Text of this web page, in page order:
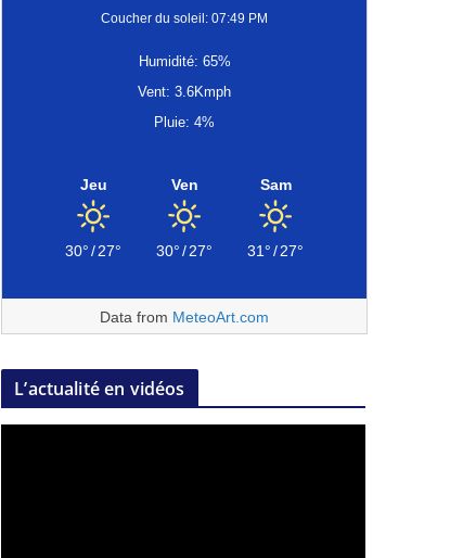
Coucher du soleil: 07:49 PM
Humidité: 65%
Vent: 3.6Kmph
Pluie: 4%
Jeu
30°/27°
Ven
30°/27°
Sam
31°/27°
Data from MeteoArt.com
L’actualité en vidéos